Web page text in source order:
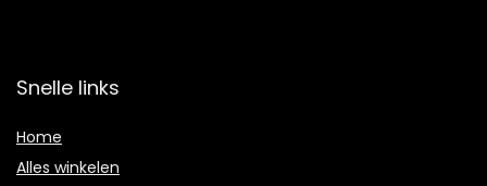
Snelle links
Home
Alles winkelen